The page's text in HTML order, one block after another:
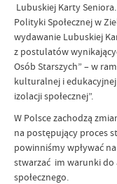
Lubuskiej Karty
Polityki Społecznej w
wydawanie Lubuskiej
z postulatów
Osób Starszych” – w
kulturalnej i
izolacji społecznej”.
W Polsce zachodzą
na postępujący proces
powinniśmy wpływać
stwarzać im warunki do
społecznego.